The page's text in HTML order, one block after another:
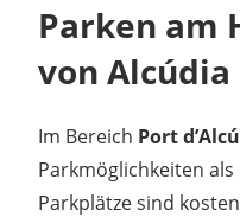
Parken am
von Alcúdia
Im Bereich Port
Parkmöglichkeiten
Parkplätze sind